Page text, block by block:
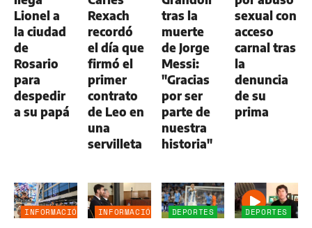
Lionel a
la ciudad
de
Rosario
para
despedir
a su papá
Rexach
recordó
el día que
firmó el
primer
contrato
de Leo en
una
servilleta
tras la
muerte
de Jorge
Messi:
"Gracias
por ser
parte de
nuestra
historia"
sexual con
acceso
carnal tras
la
denuncia
de su
prima
INFORMACIÓN
INFORMACIÓN
DEPORTES DEPORTES